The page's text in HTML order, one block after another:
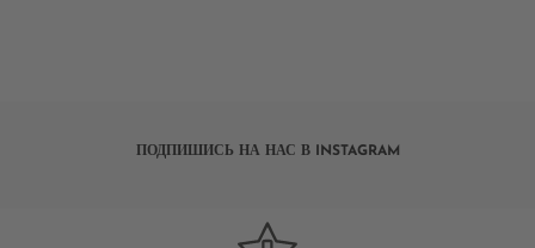
ПОДПИШИСЬ НА НАС В INSTAGRAM